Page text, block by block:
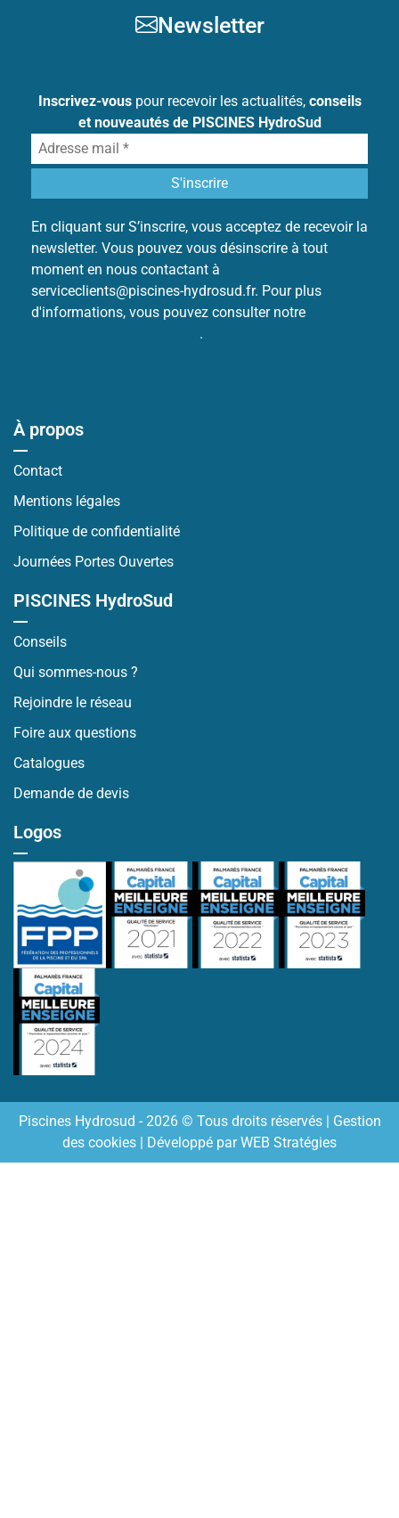
Newsletter
Inscrivez-vouspour recevoir les actualités, conseils
et nouveautés de PISCINES HydroSud
En cliquant sur S’inscrire, vous acceptez de recevoir la
newsletter. Vous pouvez vous désinscrire à tout
moment en nous contactant à
serviceclients@piscines-hydrosud.fr. Pour plus
d'informations, vous pouvez consulter notre
.
À propos
Contact
Mentions légales
Politique de confidentialité
Journées Portes Ouvertes
PISCINES HydroSud
Conseils
Qui sommes-nous ?
Rejoindre le réseau
Foire aux questions
Catalogues
Demande de devis
Logos
Piscines Hydrosud - 2026 © Tous droits réservés | Gestion
des cookies | Développé parWEB Stratégies